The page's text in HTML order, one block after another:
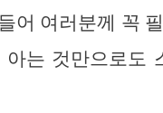
어 여러분께 꼭
는 것만으로도